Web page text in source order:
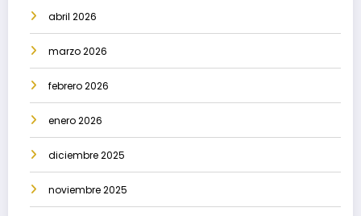
abril 2026
marzo 2026
febrero 2026
enero 2026
diciembre 2025
noviembre 2025